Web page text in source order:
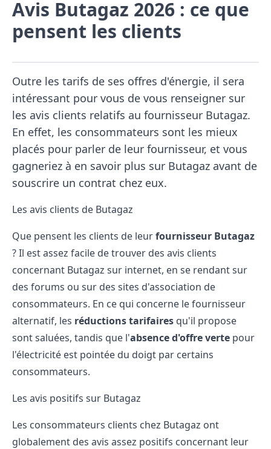
Avis Butagaz 2026 : ce que
pensent les clients
Outre les tarifs de ses offres d'énergie, il sera
intéressant pour vous de vous renseigner sur
les avis clients relatifs au fournisseur Butagaz.
En effet, les consommateurs sont les mieux
placés pour parler de leur fournisseur, et vous
gagneriez à en savoir plus sur Butagaz avant de
souscrire un contrat chez eux.
Les avis clients de Butagaz
Que pensent les clients de leurfournisseur Butagaz
? Il est assez facile de trouver des avis clients
concernant Butagaz sur internet, en se rendant sur
des forums ou sur des sites d'association de
consommateurs. En ce qui concerne le fournisseur
alternatif, les réductions tarifaires qu'il propose
sont saluées, tandis que l'absence d'offre verte pour
l'électricité est pointée du doigt par certains
consommateurs.
Les avis positifs sur Butagaz
Les consommateurs clients chez Butagaz ont
globalement des avis assez positifs concernant leur